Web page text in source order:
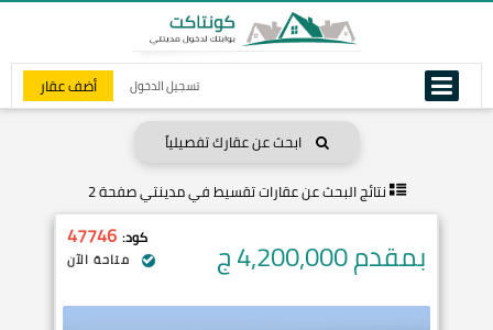
تسجيل الدخول أضف عقار
ابحث عن عقارك تفصيلياً
نتائج البحث عنعقارات تقسيط في مدينتي صفحة 2
بمقدم 4,200,000 ج كود: 47746
متاحة الآن